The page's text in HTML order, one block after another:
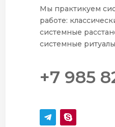
Мы практикуем
работе:
системные
системные
+7 985